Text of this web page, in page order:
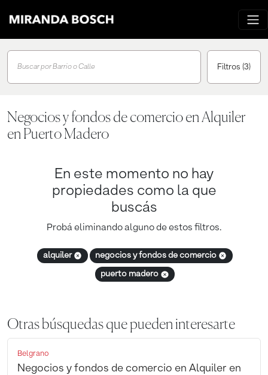
Buscar por Barrio o Calle Filtros (3)
Negocios y fondos de comercio en Alquiler
en Puerto Madero
En este momento no hay
propiedades como la que
buscás
Probá eliminando alguno de estos filtros.
alquiler negocios y fondos de comercio
puerto madero
Otras búsquedas que pueden interesarte
Belgrano
Negocios y fondos de comercio en Alquiler en